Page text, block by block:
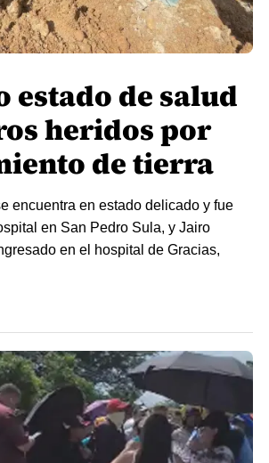
estado de salud
heridos por
de tierra
encuentra en estado delicado y fue
en San Pedro Sula, y Jairo
en el hospital de Gracias,